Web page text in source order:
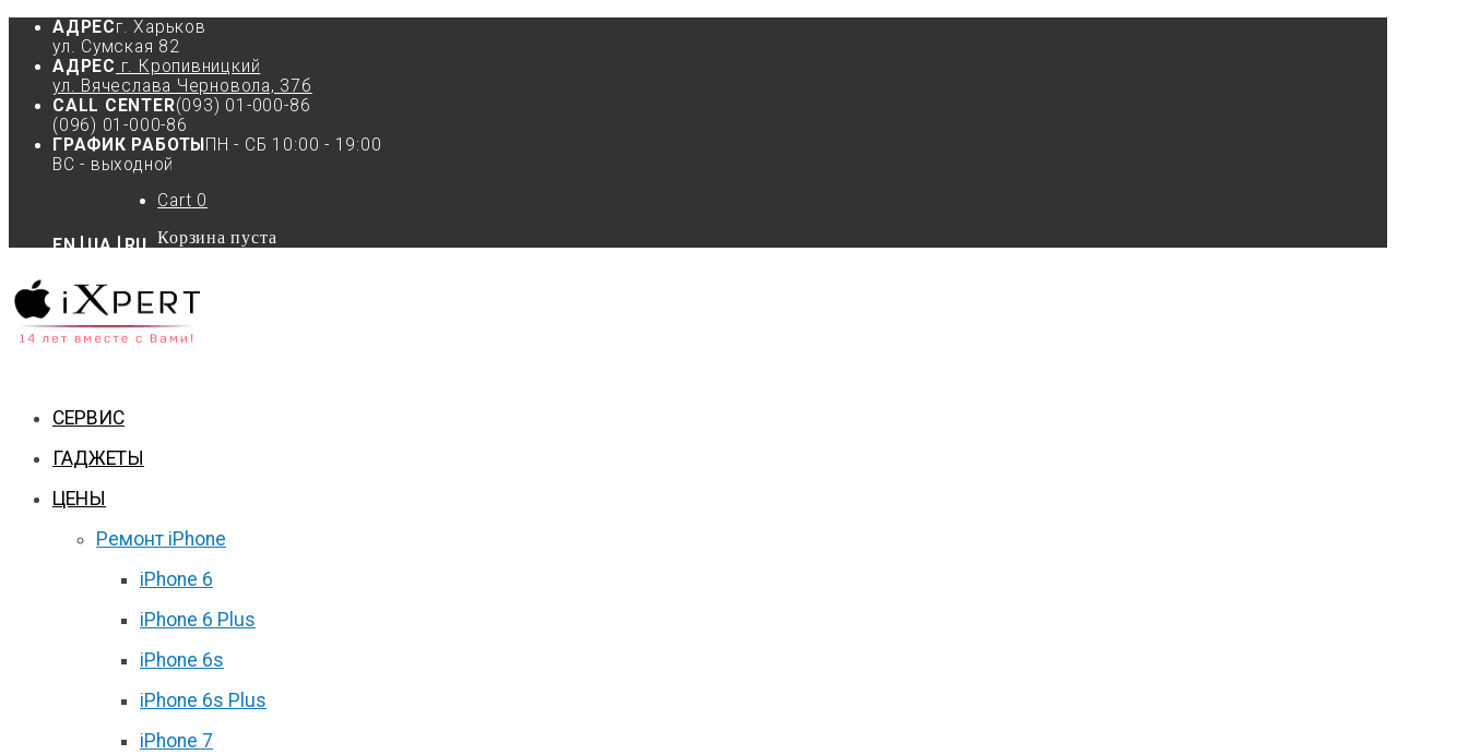
АДРЕСг. Харьков
ул. Сумская 82
АДРЕС г. Кропивницкий
ул. Вячеслава Черновола, 37б
CALL CENTER(093) 01-000-86
(096) 01-000-86
ГРАФИК РАБОТЫ ПН - СБ 10:00 - 19:00
ВС - выходной
EN UA RU
Cart 0
Корзина пуста
СЕРВИС
ГАДЖЕТЫ
ЦЕНЫ
Ремонт iPhone
iPhone 6
iPhone 6 Plus
iPhone 6s
iPhone 6s Plus
iPhone 7